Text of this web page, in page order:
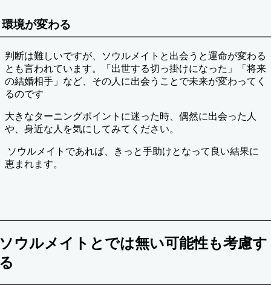
環境が変わる
判断は難しいですが、ソウルメイトと出会うと運命が変わる
とも言われています。「出世する切っ掛けになった」「将来
の結婚相手」など、その人に出会うことで未来が変わってく
るのです
大きなターニングポイントに迷った時、偶然に出会った人
や、身近な人を気にしてみてください。
ソウルメイトであれば、きっと手助けとなって良い結果に
恵まれます。
ウルメイトとでは無い可能性も考慮す